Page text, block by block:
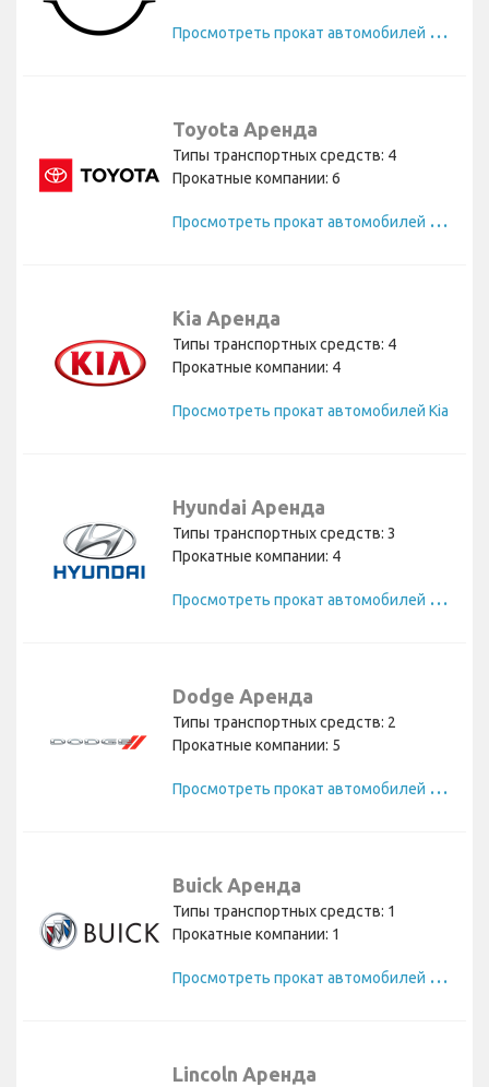
П
росмотреть прокат автомобилей Nissan
Toyota Аренда
Типы транспортных средств: 4
Прокатные компании: 6
П
росмотреть прокат автомобилей Toyota
Kia Аренда
Типы транспортных средств: 4
Прокатные компании: 4
Просмотреть прокат автомобилей Kia
Hyundai Аренда
Типы транспортных средств: 3
Прокатные компании: 4
П
росмотреть прокат автомобилей Hyundai
Dodge Аренда
Типы транспортных средств: 2
Прокатные компании: 5
П
росмотреть прокат автомобилей Dodge
Buick Аренда
Типы транспортных средств: 1
Прокатные компании: 1
П
росмотреть прокат автомобилей Buick
Lincoln Аренда